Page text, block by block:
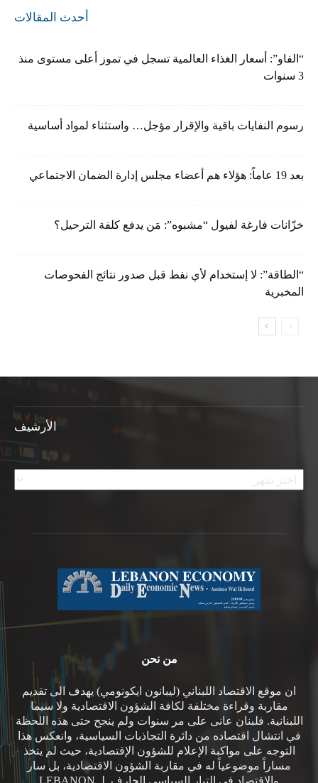
أحدث المقالات
“الفاو”: أسعار الغذاء العالمية تسجل في تموز أعلى مستوى منذ
3 سنوات
رسوم النفايات باقية والإقرار مؤجل… واستثناء لمواد أساسية
بعد 19 عاماً: هؤلاء هم أعضاء مجلس إدارة الضمان الاجتماعي
خزّانات فارغة لفيول “مشبوه”: مَن يدفع كلفة الترحيل؟
“الطاقة”: لا إستخدام لأي نفط قبل صدور نتائج الفحوصات
المخبرية
الأرشيف
الأرشيف
من نحن
ان موقع الاقتصاد اللبناني (ليبانون ايكونومي) يهدف الى تقديم
مقاربة وقراءة مختلفة لكافة الشؤون الاقتصادية ولا سيما
اللبنانية. فلبنان عانى على مر سنوات ولم ينجح حتى هذه اللحظة
في انتشال اقتصاده من دائرة التجاذبات السياسية، وانعكس هذا
التوجه على مواكبة الإعلام للشؤون الإقتصادية، حيث لم يتخذ
مساراً موضوعياً له في مقاربة الشؤون الاقتصادية، بل سار
والاقتصاد في التيار السياسي الجارف. لـ LEBANON